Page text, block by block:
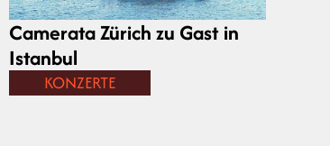
Camerata Zürich zu Gast in
Istanbul
KONZERTE